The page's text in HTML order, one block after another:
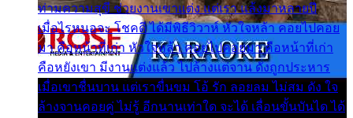
ท่ามความสุขี ช่วยงานเขาแต่ง แต่เรา แล้งมาหลายปี
เมื่อไรหนอจะ โชคดี ได้มีพิธีวิวาห์ หัวใจหล้า คอยไปคอย
มา คือหน้าที่เก่า หัวใจหล้า คอยไปคอยมา คือหน้าที่เก่า
คือหยังเขา มีงานแต่งแล้ว ไปล้างแต่จาน ดั่งถูกประหาร
เมื่อเขาชื่นบาน แต่เราขื่นขม โอ้ รัก ลอยลม ไม่สม ดัง ใจ
ล้างจานคอยคู่ ไม่รู้ อีกนานเท่าใด จะได้ เลื่อนขั้นบันได ได้